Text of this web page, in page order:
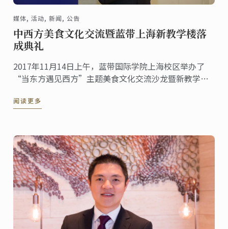
媒体, 活动, 新闻, 公告
中西方美食文化交流暨蓝带上海新教学楼落
成典礼
2017年11月14日上午，蓝带国际学院上海校区举办了
“当东方遇见西方”主题美食文化交流沙龙暨新教学楼
现场嘉宾在蓝带专业厨房教室体验制作中西美食。
阅读更多